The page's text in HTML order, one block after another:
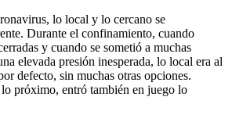
lo local y lo cercano se
Durante el confinamiento, cuando
y cuando se sometió a muchas
elevada presión inesperada, lo local era al
defecto, sin muchas otras opciones.
próximo, entró también en juego lo